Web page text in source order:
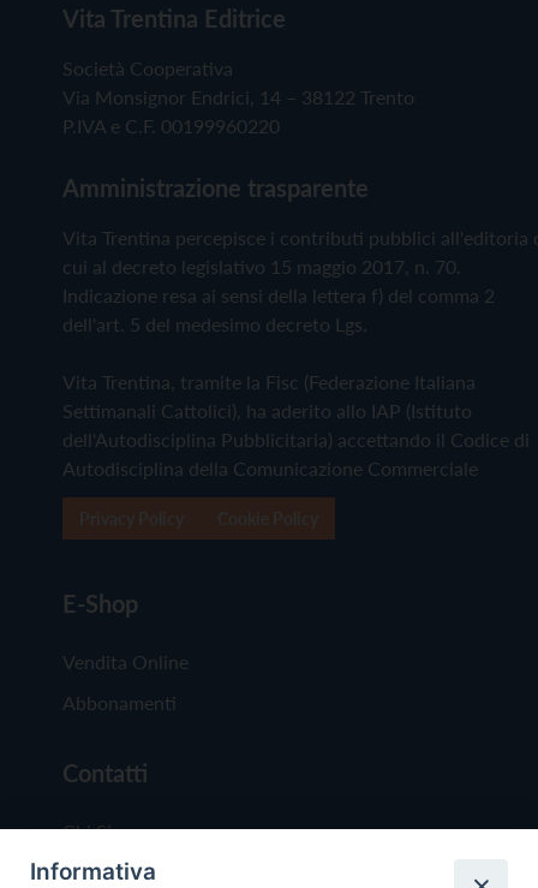
Vita Trentina Editrice
Società Cooperativa
Via Monsignor Endrici, 14 – 38122 Trento
P.IVA e C.F. 00199960220
Amministrazione trasparente
Vita Trentina percepisce i contributi pubblici all'editoria
cui al decreto legislativo 15 maggio 2017, n. 70.
Indicazione resa ai sensi della lettera f) del comma 2
dell'art. 5 del medesimo decreto Lgs.
Vita Trentina, tramite la Fisc (Federazione Italiana
Settimanali Cattolici), ha aderito allo IAP (Istituto
dell'Autodisciplina Pubblicitaria) accettando il Codice di
Autodisciplina della Comunicazione Commerciale
E-Shop
Vendita Online
Abbonamenti
Contatti
Chi Siamo
Redazione
Informativa